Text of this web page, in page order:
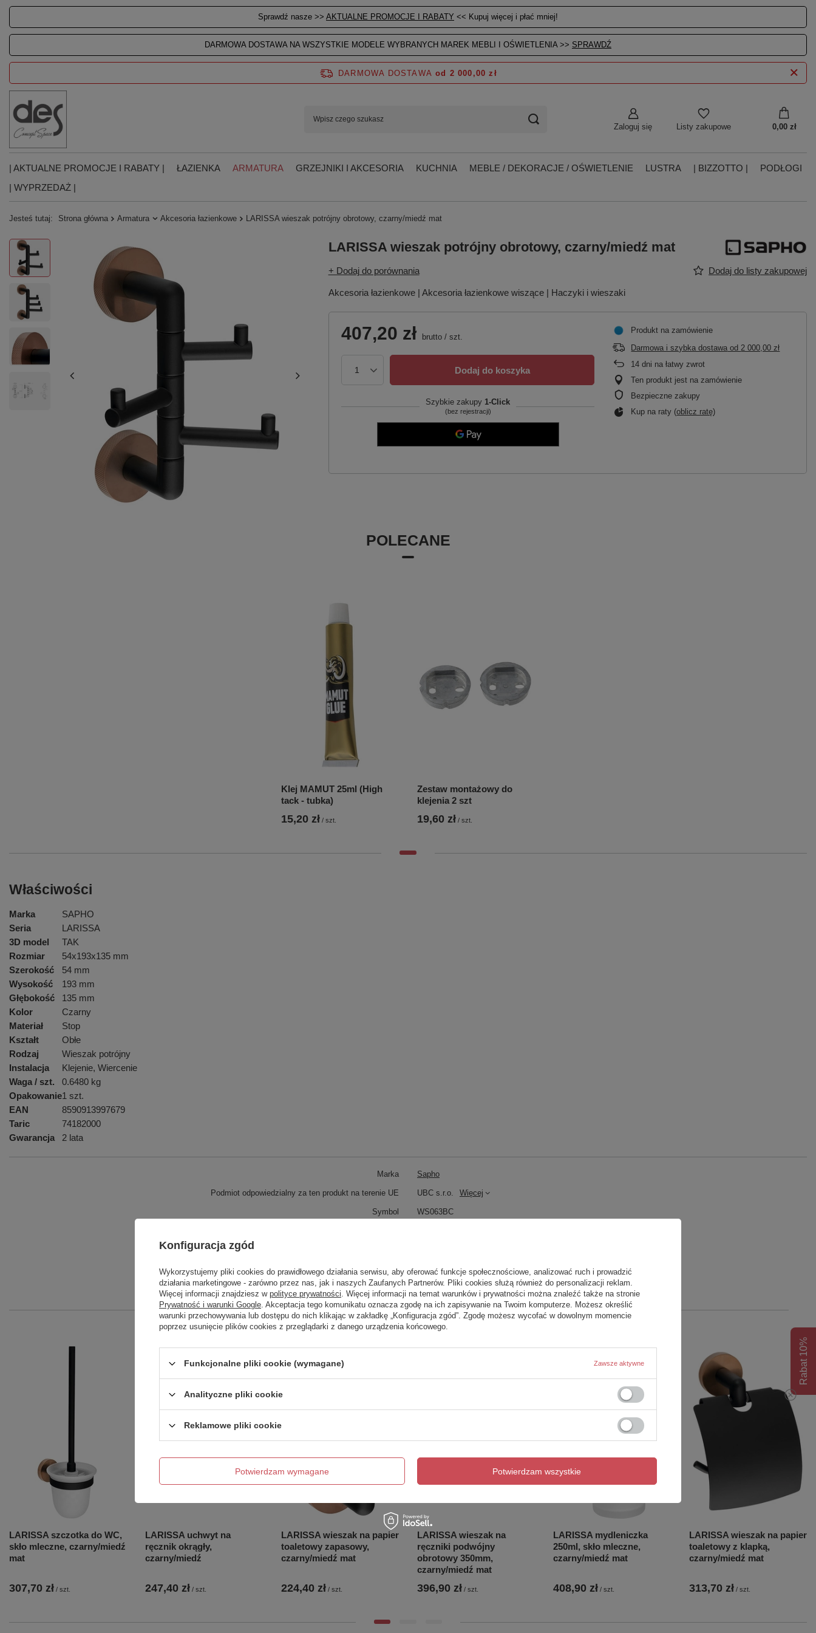
Sprawdź nasze >> AKTUALNE PROMOCJE I RABATY << Kupuj więcej i płać mniej!
DARMOWA DOSTAWA NA WSZYSTKIE MODELE WYBRANYCH MAREK MEBLI I OŚWIETLENIA >> SPRAWDŹ
Zaloguj się Listy zakupowe 0,00 zł
DARMOWA DOSTAWA od 2 000,00 zł
| AKTUALNE PROMOCJE I RABATY | ŁAZIENKA ARMATURA GRZEJNIKI I AKCESORIA KUCHNIA MEBLE / DEKORACJE / OŚWIETLENIE LUSTRA | BIZZOTTO |
PODŁOGI
| WYPRZEDAŻ |
Jesteś tutaj: Strona główna Armatura Akcesoria łazienkowe LARISSA wieszak potrójny obrotowy, czarny/miedź mat
LARISSA wieszak potrójny obrotowy, czarny/miedź mat
+ Dodaj do porównania Dodaj do listy zakupowej
Akcesoria łazienkowe | Akcesoria łazienkowe wiszące | Haczyki i wieszaki
407,20 zł brutto/ szt.
Dodaj do koszyka
Szybkie zakupy 1-Click
(bez rejestracji)
Produkt na zamówienie
Darmowa i szybka dostawa od2 000,00 zł
14 dni na łatwy zwrot
Ten produkt jest na zamówienie
Bezpieczne zakupy
Kup na raty (oblicz ratę)
POLECANE
Klej MAMUT 25ml (High
tack - tubka)
15,20 zł / szt.
Zestaw montażowy do
klejenia 2 szt
19,60 zł / szt.
Właściwości
Marka
SAPHO
Seria
LARISSA
3D model
TAK
Rozmiar
54x193x135 mm
Szerokość
54 mm
Wysokość
193 mm
Głębokość
135 mm
Kolor
Czarny
Materiał
Stop
Kształt
Obłe
Rodzaj
Wieszak potrójny
Instalacja
Klejenie, Wiercenie
Waga / szt.
0.6480 kg
Opakowanie1 szt.
EAN
8590913997679
Taric
74182000
Gwarancja
2 lata
Marka Sapho
Podmiot odpowiedzialny za ten produkt na terenie UE UBC s.r.o. Więcej
Symbol WS063BC
Zobacz również
Poprzedni z tej kategorii
LARISSA szczotka do WC,
skło mleczne, czarny/miedź
mat
307,70 zł / szt.
LARISSA uchwyt na
ręcznik okrągły,
czarny/miedź
247,40 zł / szt.
LARISSA wieszak na papier
toaletowy zapasowy,
czarny/miedź mat
224,40 zł / szt.
LARISSA wieszak na
ręczniki podwójny
obrotowy 350mm,
czarny/miedź mat
396,90 zł / szt.
LARISSA mydleniczka
250ml, skło mleczne,
czarny/miedź mat
408,90 zł / szt.
LARISSA wieszak na papier
toaletowy z klapką,
czarny/miedź mat
313,70 zł / szt.
Następny z tej kategorii
Rabat 10%
Konfiguracja zgód
Wykorzystujemy pliki cookies do prawidłowego działania serwisu, aby oferować funkcje społecznościowe, analizować ruch i prowadzić
działania marketingowe - zarówno przez nas, jak i naszych Zaufanych Partnerów. Pliki cookies służą również do personalizacji reklam.
Więcej informacji znajdziesz w polityce prywatności. Więcej informacji na temat warunków i prywatności można znaleźć także na stronie
Prywatność i warunki Google. Akceptacja tego komunikatu oznacza zgodę na ich zapisywanie na Twoim komputerze. Możesz określić
warunki przechowywania lub dostępu do nich klikając w zakładkę „Konfiguracja zgód”. Zgodę możesz wycofać w dowolnym momencie
poprzez usunięcie plików cookies z przeglądarki z danego urządzenia końcowego.
Funkcjonalne pliki cookie (wymagane) Zawsze aktywne
Analityczne pliki cookie
Reklamowe pliki cookie
Potwierdzam wymagane Potwierdzam wszystkie